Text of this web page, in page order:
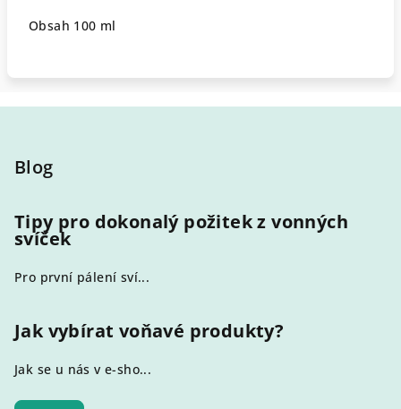
Obsah 100 ml
Blog
Tipy pro dokonalý požitek z vonných
svíček
Pro první pálení sví...
Jak vybírat voňavé produkty?
Jak se u nás v e-sho...